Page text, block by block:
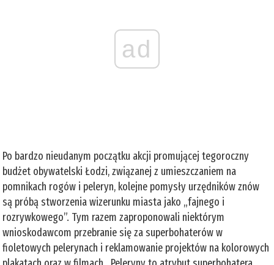
ad
Po bardzo nieudanym początku akcji promującej tegoroczny
budżet obywatelski Łodzi, związanej z umieszczaniem na
pomnikach rogów i peleryn, kolejne pomysły urzędników znów
są próbą stworzenia wizerunku miasta jako „fajnego i
rozrywkowego”. Tym razem zaproponowali niektórym
wnioskodawcom przebranie się za superbohaterów w
fioletowych pelerynach i reklamowanie projektów na kolorowych